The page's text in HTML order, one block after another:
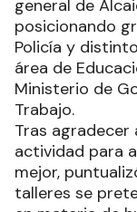
general de
posicionando
Policía y
área de
Ministerio de
Trabajo.
Tras
actividad para
mejor,
talleres se